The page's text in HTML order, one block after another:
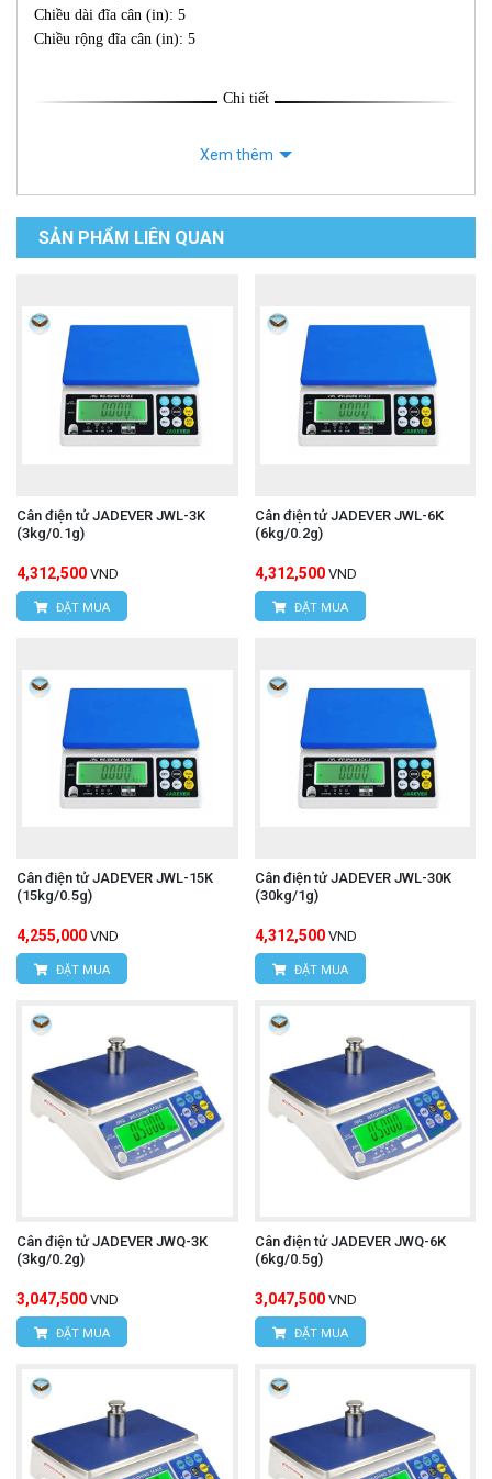
Chiều dài đĩa cân (in): 5
Chiều rộng đĩa cân (in): 5
Chi tiết
Xem thêm
SẢN PHẨM LIÊN QUAN
Cân điện tử JADEVER JWL-3K
(3kg/0.1g)
4,312,500 VND
ĐẶT MUA
Cân điện tử JADEVER JWL-6K
(6kg/0.2g)
4,312,500 VND
ĐẶT MUA
Cân điện tử JADEVER JWL-15K
(15kg/0.5g)
4,255,000 VND
ĐẶT MUA
Cân điện tử JADEVER JWL-30K
(30kg/1g)
4,312,500 VND
ĐẶT MUA
Cân điện tử JADEVER JWQ-3K
(3kg/0.2g)
3,047,500 VND
ĐẶT MUA
Cân điện tử JADEVER JWQ-6K
(6kg/0.5g)
3,047,500 VND
ĐẶT MUA